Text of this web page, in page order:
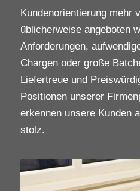
Kundenorientierung mehr
üblicherweise angeboten
Anforderungen,
Chargen oder große
Liefertreue und
Positionen unserer
erkennen unsere Kunden
stolz.